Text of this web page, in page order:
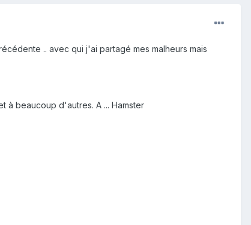
.. avec qui j'ai partagé mes malheurs mais
à beaucoup d'autres. A ... Hamster